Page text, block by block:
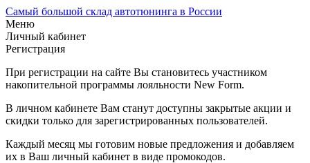
Самый большой склад автотюнинга в России
Меню
Личный кабинет
Регистрация
При регистрации на сайте Вы становитесь участником
накопительной программы лояльности New Form.
В личном кабинете Вам станут доступны закрытые акции и
скидки только для зарегистрированных пользователей.
Каждый месяц мы готовим новые предложения и добавляем
их в Ваш личный кабинет в виде промокодов.